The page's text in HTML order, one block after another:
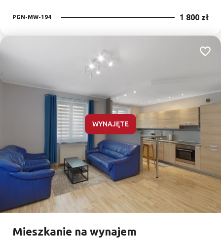
PGN-MW-194 1 800 zł
WYNAJĘTE
Mieszkanie na wynajem